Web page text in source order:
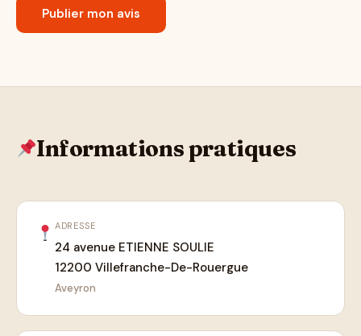
Informations pratiques
ADRESSE
24 avenue ETIENNE SOULIE
12200 Villefranche-De-Rouergue
Aveyron